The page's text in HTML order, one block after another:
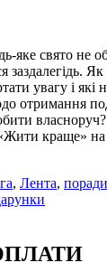
яке свято не
заздалегідь.
увагу і які
отримання
власноруч?
краще»
, Лента,